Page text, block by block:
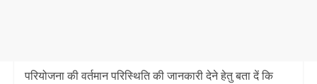
परियोजना की वर्तमान परिस्थिति की जानकारी देने हेतु बता दें कि